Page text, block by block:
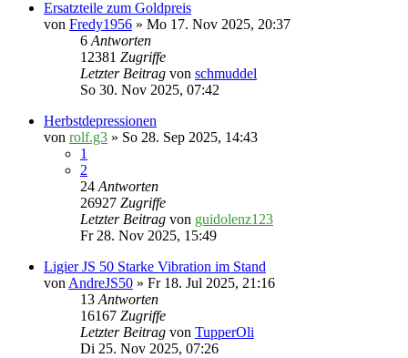
Ersatzteile zum Goldpreis
von Fredy1956 » Mo 17. Nov 2025, 20:37
6Antworten
12381 Zugriffe
Letzter Beitrag von schmuddel
So 30. Nov 2025, 07:42
Herbstdepressionen
von rolf.g3 » So 28. Sep 2025, 14:43
1
2
24Antworten
26927 Zugriffe
Letzter Beitrag von guidolenz123
Fr 28. Nov 2025, 15:49
Ligier JS 50 Starke Vibration im Stand
vonAndreJS50 » Fr 18. Jul 2025, 21:16
13Antworten
16167 Zugriffe
Letzter Beitrag von TupperOli
Di 25. Nov 2025, 07:26